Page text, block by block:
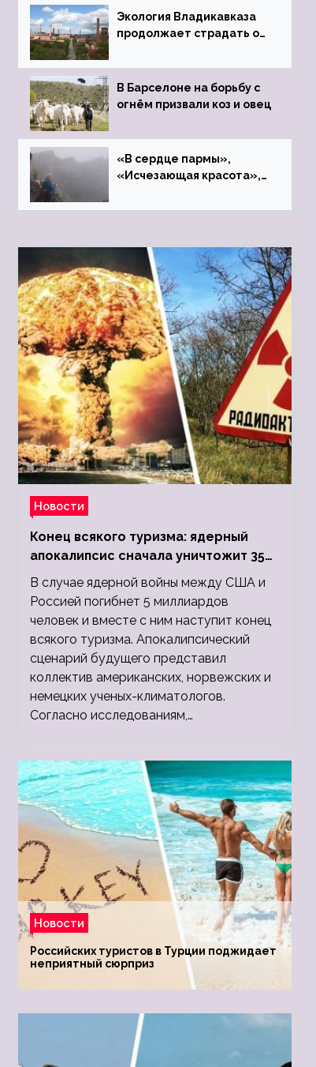
Экология Владикавказа
продолжает страдать от
завода
В Барселоне на борьбу с
огнём призвали коз и овец
«В сердце пармы»,
«Исчезающая красота»,
Новости
Конец всякого туризма: ядерный
апокалипсис сначала уничтожит 350
миллионов, а потом 5 миллиардов
людей
В случае ядерной войны между США и
Россией погибнет 5 миллиардов
человек и вместе с ним наступит конец
всякого туризма. Апокалипсический
сценарий будущего представил
коллектив американских, норвежских и
немецких ученых-климатологов.
Согласно исследованиям,…
Новости
Российских туристов в Турции поджидает
неприятный сюрприз